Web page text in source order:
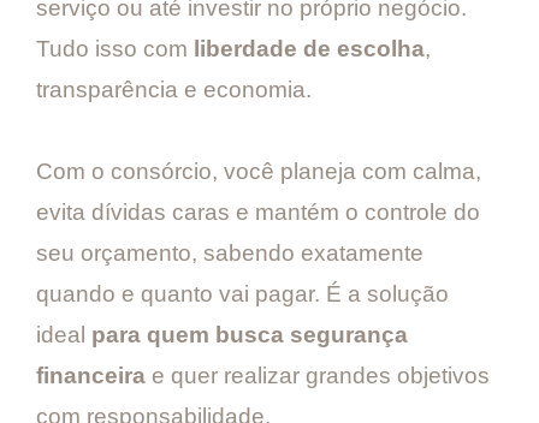
serviço ou até investir no próprio negócio.
Tudo isso com liberdade de escolha,
transparência e economia.
Com o consórcio, você planeja com calma,
evita dívidas caras e mantém o controle do
seu orçamento, sabendo exatamente
quando e quanto vai pagar. É a solução
ideal para quem busca segurança
financeira e quer realizar grandes objetivos
com responsabilidade.